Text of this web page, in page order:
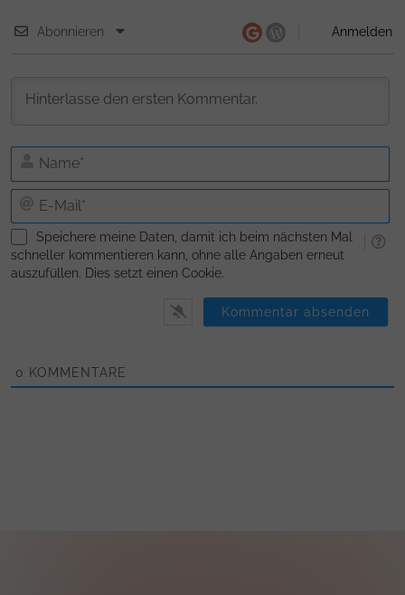
Abonnieren Anmelden
E-
Speichere meine Daten, damit ich beim nächsten Mal
schneller kommentieren kann, ohne alle Angaben erneut
auszufüllen. Dies setzt einen Cookie.
0 KOMMENTARE